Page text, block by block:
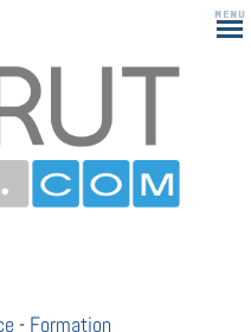
- Formation